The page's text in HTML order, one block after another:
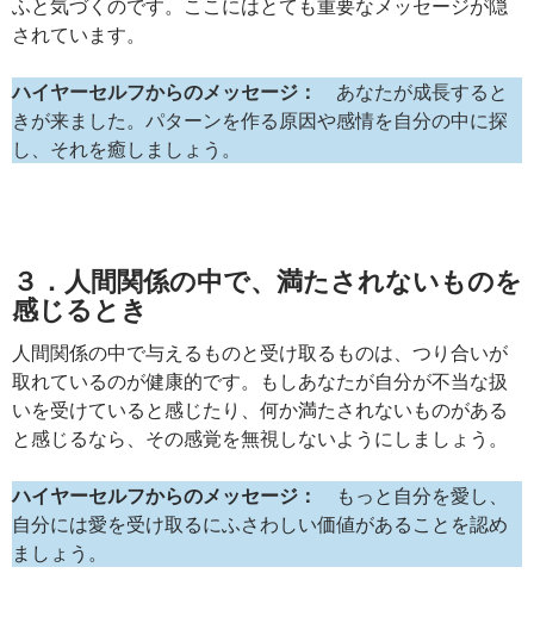
ふと気づくのです。ここにはとても重要なメッセージが隠
されています。
ハイヤーセルフからのメッセージ：
あなたが成長すると
きが来ました。パターンを作る原因や感情を自分の中に探
し、それを癒しましょう。
３．人間関係の中で、満たされないものを
感じるとき
人間関係の中で与えるものと受け取るものは、つり合いが
取れているのが健康的です。もしあなたが自分が不当な扱
いを受けていると感じたり、何か満たされないものがある
と感じるなら、その感覚を無視しないようにしましょう。
ハイヤーセルフからのメッセージ：
もっと自分を愛し、
自分には愛を受け取るにふさわしい価値があることを認め
ましょう。